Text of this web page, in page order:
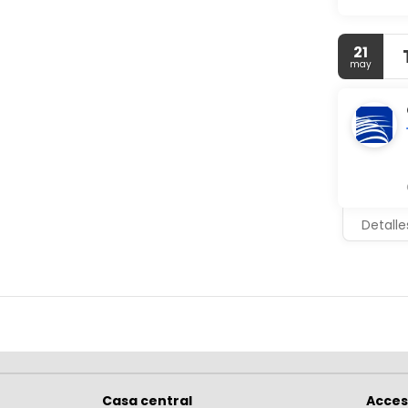
21
may
Casa central